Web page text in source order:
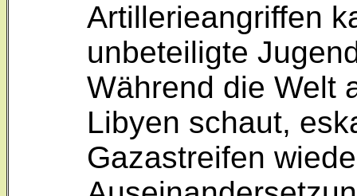
Artillerieangriffen
unbeteiligte
Während die Welt
Libyen schaut,
Gazastreifen